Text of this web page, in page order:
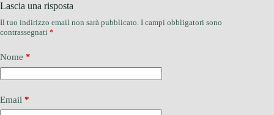
Lascia una risposta
Il tuo indirizzo email non sarà pubblicato. I campi obbligatori sono
contrassegnati *
Nome *
Email *